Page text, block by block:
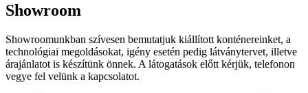
Showroom
Showroomunkban szívesen bemutatjuk kiállított konténereinket, a
technológiai megoldásokat, igény esetén pedig látványtervet, illetve
árajánlatot is készítünk önnek. A látogatások előtt kérjük, telefonon
vegye fel velünk a kapcsolatot.